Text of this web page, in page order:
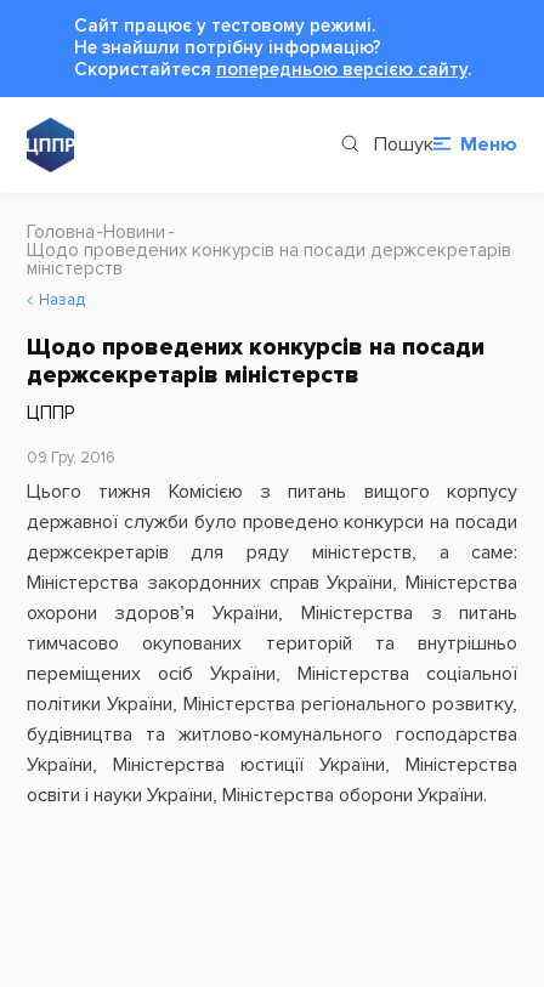
Сайт працює у тестовому режимі.
Не знайшли потрібну інформацію?
Cкористайтеся попередньою версією сайту.
Пошук Меню
Головна Новини
Щодо проведених конкурсів на посади держсекретарів
міністерств
Назад
Щодо проведених конкурсів на посади
держсекретарів міністерств
ЦППР
09 Гру, 2016
Цього тижня Комісією з питань вищого корпусу
державної служби було проведено конкурси на посади
держсекретарів для ряду міністерств, а саме:
Міністерства закордонних справ України, Міністерства
охорони здоров’я України, Міністерства з питань
тимчасово окупованих територій та внутрішньо
переміщених осіб України, Міністерства соціальної
політики України, Міністерства регіонального розвитку,
будівництва та житлово-комунального господарства
України, Міністерства юстиції України, Міністерства
освіти і науки України, Міністерства оборони України.